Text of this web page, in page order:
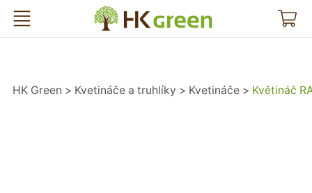
HK Green
HK Green Kvetináče a truhlíky Kvetináče Květináč